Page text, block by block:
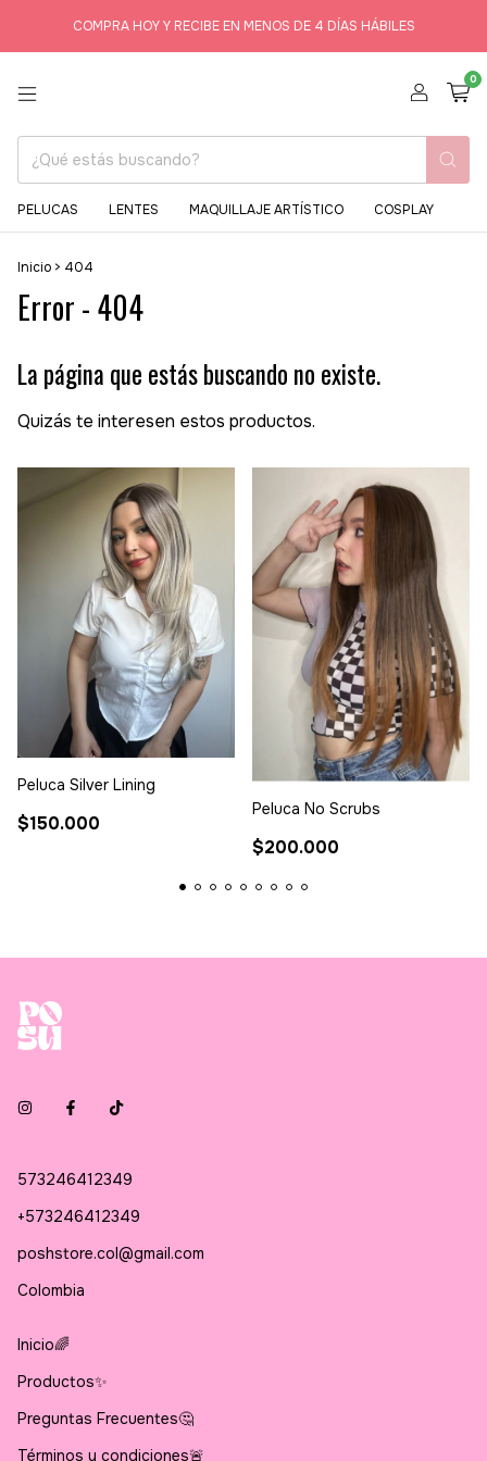
COMPRA HOY Y RECIBE EN MENOS DE 4 DÍAS HÁBILES
0
PELUCAS LENTES MAQUILLAJE ARTÍSTICO COSPLAY
Inicio > 404
Error - 404
La página que estás buscando no existe.
Quizás te interesen estos productos.
Peluca Silver Lining
$150.000
Peluca No Scrubs
$200.000
573246412349
+573246412349
poshstore.col@gmail.com
Colombia
Inicio🌈
Productos✨
Preguntas Frecuentes🤔
Términos y condiciones🚨